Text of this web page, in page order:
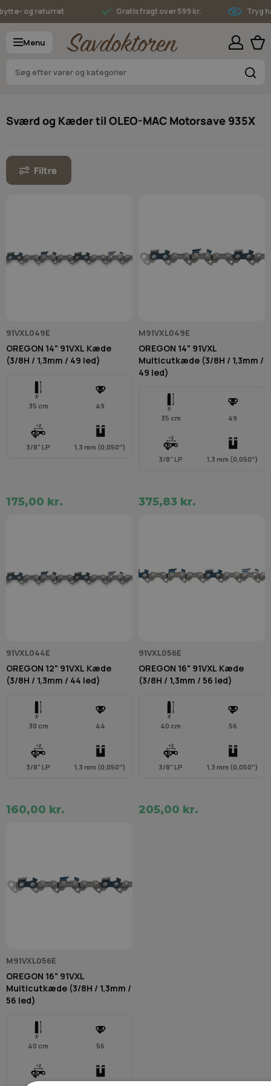
Skip to Content
og returret Gratis fragt over 599 kr. Tryg
Menu
Sværd og Kæder til OLEO-MAC Motorsave 935X
Filtre
91VXL049E
OREGON 14" 91VXL Kæde
(3/8H / 1,3mm / 49 led)
35 cm 49
3/8" LP 1,3 mm (0,050″)
175,00 kr.
M91VXL049E
OREGON 14" 91VXL
Multicutkæde (3/8H / 1,3mm /
49 led)
35 cm 49
3/8" LP 1,3 mm (0,050″)
375,83 kr.
91VXL044E
OREGON 12" 91VXL Kæde
(3/8H / 1,3mm / 44 led)
30 cm 44
3/8" LP 1,3 mm (0,050″)
160,00 kr.
91VXL056E
OREGON 16" 91VXL Kæde
(3/8H / 1,3mm / 56 led)
40 cm 56
3/8" LP 1,3 mm (0,050″)
205,00 kr.
M91VXL056E
OREGON 16" 91VXL
Multicutkæde (3/8H / 1,3mm /
56 led)
40 cm 56